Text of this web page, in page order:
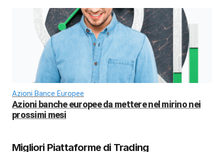
Azioni Bance Europee
Azioni banche europee da mettere nel mirino nei
prossimi mesi
Migliori Piattaforme di Trading